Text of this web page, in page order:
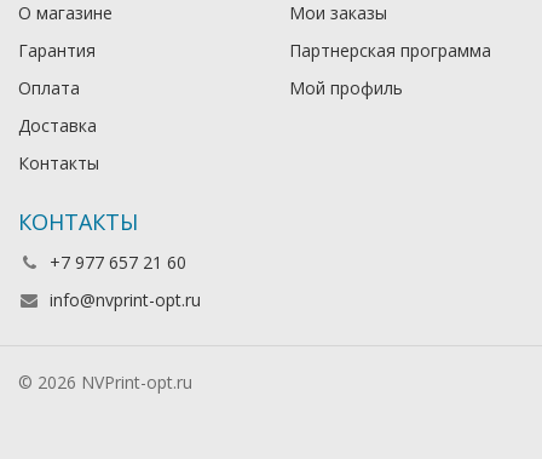
О магазине
Гарантия
Оплата
Доставка
Контакты
Мои заказы
Партнерская программа
Мой профиль
КОНТАКТЫ
+7 977 657 21 60
info@nvprint-opt.ru
© 2026 NVPrint-opt.ru